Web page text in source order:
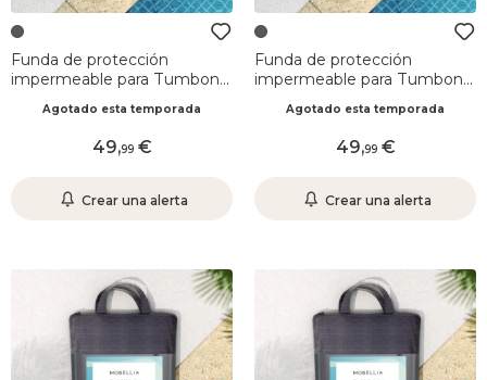
Funda de protección
impermeable para Tumbona
Agotado esta temporada
49,99
Crear una alerta
Funda de protección
impermeable para Tumbona
Agotado esta temporada
49,99
Crear una alerta